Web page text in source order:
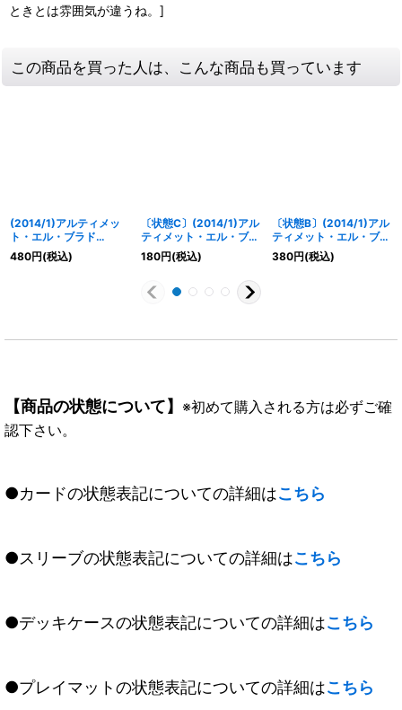
ときとは雰囲気が違うね。]
この商品を買った人は、こんな商品も買っています
(2014/1)アルティメッ
ト・エル・ブラド
【PX】{PX14-07}
《紫》
480円(税込)
〔状態C〕(2014/1)アル
ティメット・エル・ブラ
ド【PX】{PX14-07}
《紫》
180円(税込)
〔状態B〕(2014/1)アル
ティメット・エル・ブラ
ド【PX】{PX14-07}
《紫》
380円(税込)
【商品の状態について】 ※初めて購入される方は必ずご確
認下さい。
●カードの状態表記についての詳細はこちら
●スリーブの状態表記についての詳細はこちら
●デッキケースの状態表記についての詳細はこちら
●プレイマットの状態表記についての詳細はこちら